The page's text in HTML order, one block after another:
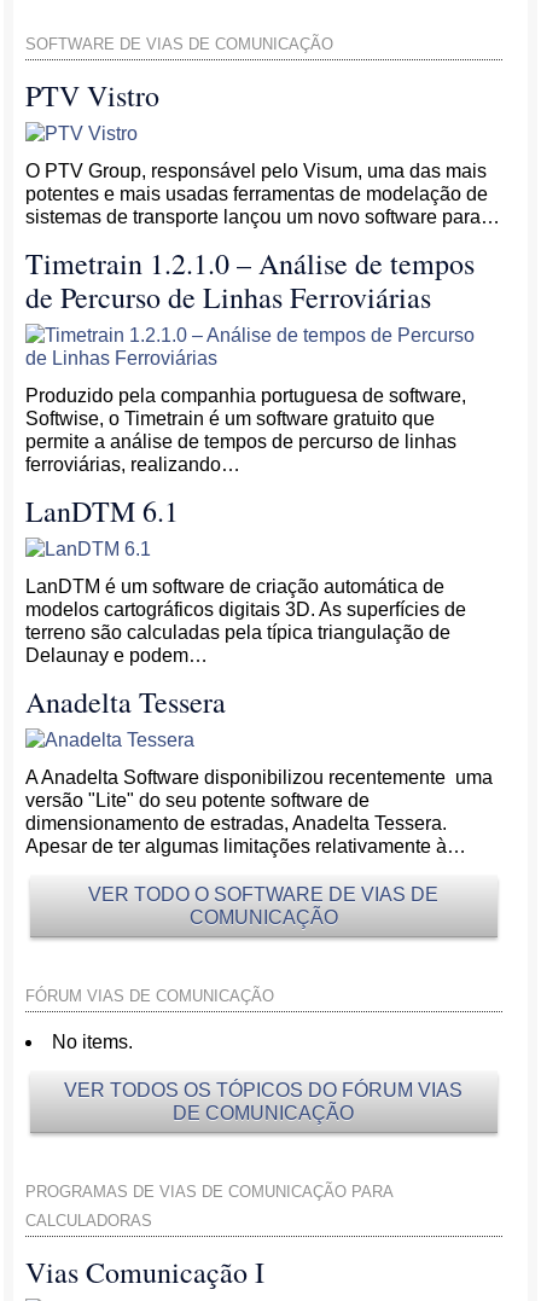
SOFTWARE DE VIAS DE COMUNICAÇÃO
PTV Vistro
O PTV Group, responsável pelo Visum, uma das mais
potentes e mais usadas ferramentas de modelação de
sistemas de transporte lançou um novo software para…
Timetrain 1.2.1.0 – Análise de tempos
de Percurso de Linhas Ferroviárias
Produzido pela companhia portuguesa de software,
Softwise, o Timetrain é um software gratuito que
permite a análise de tempos de percurso de linhas
ferroviárias, realizando…
LanDTM 6.1
LanDTM é um software de criação automática de
modelos cartográficos digitais 3D. As superfícies de
terreno são calculadas pela típica triangulação de
Delaunay e podem…
Anadelta Tessera
A Anadelta Software disponibilizou recentemente uma
versão "Lite" do seu potente software de
dimensionamento de estradas, Anadelta Tessera.
Apesar de ter algumas limitações relativamente à…
VER TODO O SOFTWARE DE VIAS DE
COMUNICAÇÃO
FÓRUM VIAS DE COMUNICAÇÃO
No items.
VER TODOS OS TÓPICOS DO FÓRUM VIAS
DE COMUNICAÇÃO
PROGRAMAS DE VIAS DE COMUNICAÇÃO PARA
CALCULADORAS
Vias Comunicação I